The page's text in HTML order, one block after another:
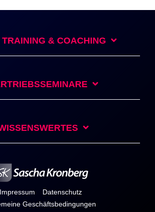
& COACHING
Impressum
Datenschutz
Geschäftsbedingungen